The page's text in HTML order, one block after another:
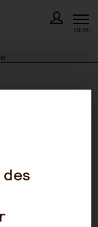
MENU
DE PROTECTION DES